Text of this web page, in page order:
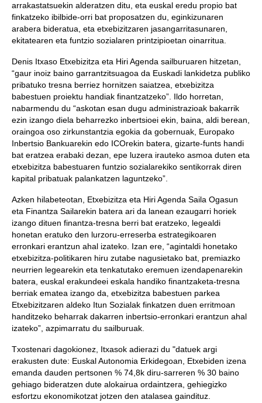
arrakastatsuekin alderatzen ditu, eta euskal eredu propio bat
finkatzeko ibilbide-orri bat proposatzen du, eginkizunaren
arabera bideratua, eta etxebizitzaren jasangarritasunaren,
ekitatearen eta funtzio sozialaren printzipioetan oinarritua.
Denis Itxaso Etxebizitza eta Hiri Agenda sailburuaren hitzetan,
“gaur inoiz baino garrantzitsuagoa da Euskadi lankidetza publiko
pribatuko tresna berriez hornitzen saiatzea, etxebizitza
babestuen proiektu handiak finantzatzeko”. Ildo horretan,
nabarmendu du “askotan esan dugu administrazioak bakarrik
ezin izango diela beharrezko inbertsioei ekin, baina, aldi berean,
oraingoa oso zirkunstantzia egokia da gobernuak, Europako
Inbertsio Bankuarekin edo ICOrekin batera, gizarte-funts handi
bat eratzea erabaki dezan, epe luzera irauteko asmoa duten eta
etxebizitza babestuaren funtzio sozialarekiko sentikorrak diren
kapital pribatuak palankatzen laguntzeko”.
Azken hilabeteotan, Etxebizitza eta Hiri Agenda Saila Ogasun
eta Finantza Sailarekin batera ari da lanean ezaugarri horiek
izango dituen finantza-tresna berri bat eratzeko, legealdi
honetan eratuko den lurzoru-erreserba estrategikoaren
erronkari erantzun ahal izateko. Izan ere, “agintaldi honetako
etxebizitza-politikaren hiru zutabe nagusietako bat, premiazko
neurrien legearekin eta tenkatutako eremuen izendapenarekin
batera, euskal erakundeei eskala handiko finantzaketa-tresna
berriak ematea izango da, etxebizitza babestuen parkea
Etxebizitzaren aldeko Itun Sozialak finkatzen duen erritmoan
handitzeko beharrak dakarren inbertsio-erronkari erantzun ahal
izateko”, azpimarratu du sailburuak.
Txostenari dagokionez, Itxasok adierazi du "datuek argi
erakusten dute: Euskal Autonomia Erkidegoan, Etxebiden izena
emanda dauden pertsonen % 74,8k diru-sarreren % 30 baino
gehiago bideratzen dute alokairua ordaintzera, gehiegizko
esfortzu ekonomikotzat jotzen den atalasea gaindituz.